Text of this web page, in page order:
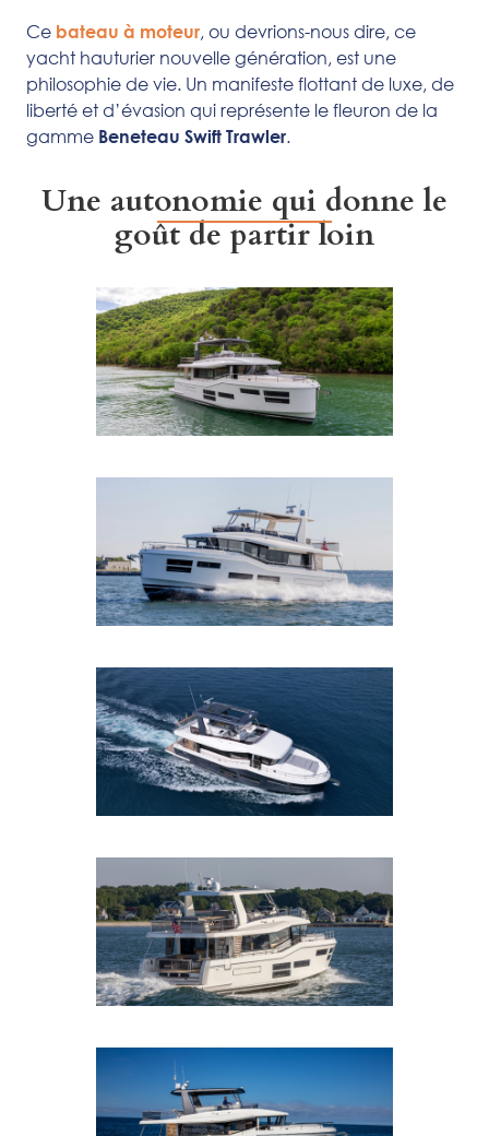
Ce bateau à moteur, ou devrions-nous dire, ce
yacht hauturier nouvelle génération, est une
philosophie de vie. Un manifeste flottant de luxe, de
liberté et d’évasion qui représente le fleuron de la
gamme Beneteau Swift Trawler.
Une autonomie qui donne le
goût de partir loin